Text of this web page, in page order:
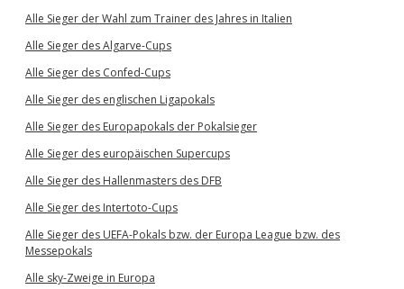
Alle Sieger der Wahl zum Trainer des Jahres in Italien
Alle Sieger des Algarve-Cups
Alle Sieger des Confed-Cups
Alle Sieger des englischen Ligapokals
Alle Sieger des Europapokals der Pokalsieger
Alle Sieger des europäischen Supercups
Alle Sieger des Hallenmasters des DFB
Alle Sieger des Intertoto-Cups
Alle Sieger des UEFA-Pokals bzw. der Europa League bzw. des
Messepokals
Alle sky-Zweige in Europa